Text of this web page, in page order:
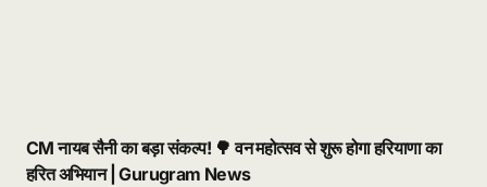
CM नायब सैनी का बड़ा संकल्प! 🌳 वन महोत्सव से शुरू होगा हरियाणा का
हरित अभियान | Gurugram News